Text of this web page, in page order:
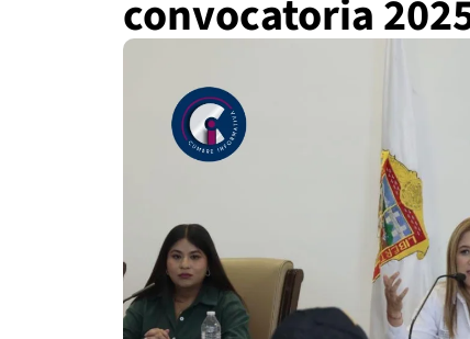
convocatoria